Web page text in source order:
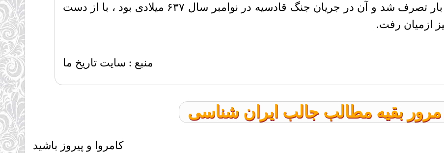
که پرچم ملی ایران باستان تنها یک بار تصرف شد و آن در جریان جنگ قادسیه در نوامبر سال ۶۳۷ میلادی بود ، با از دست
ازمیان رفت.
منبع : سایت تاریخ ما
مرور بقیه مطالب جالب ایران شناسی
کامروا و پیروز باشید